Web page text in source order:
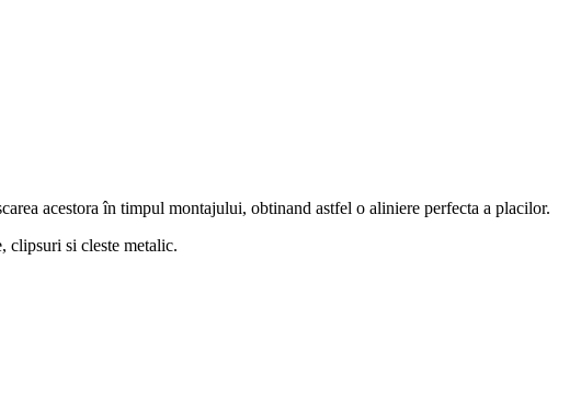
acestora în timpul montajului, obtinand astfel o aliniere perfecta a placilor.
clipsuri si cleste metalic.